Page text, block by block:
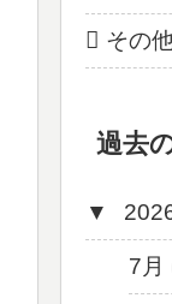
その
過去
▼
7月